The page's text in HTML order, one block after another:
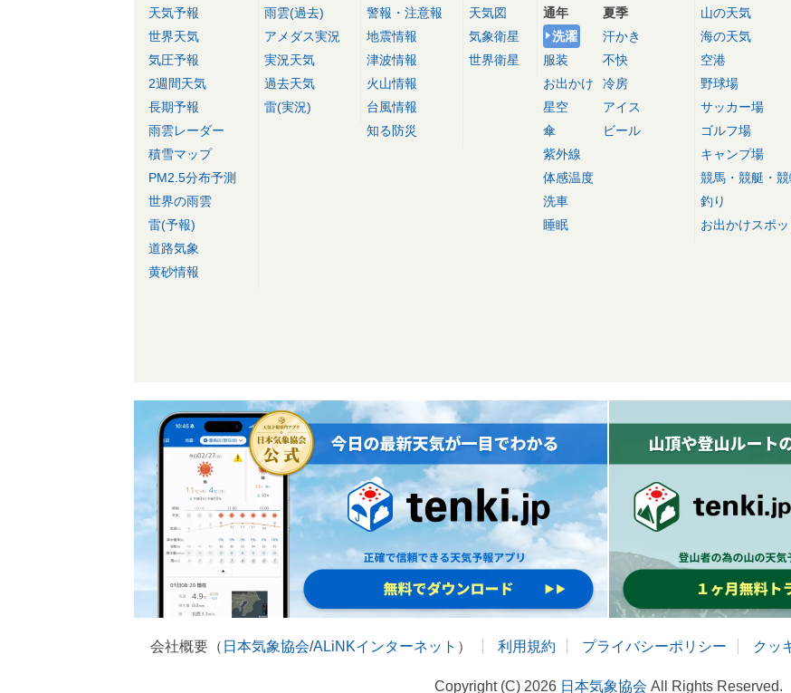
天気予報
世界天気
気圧予報
2週間天気
長期予報
雨雲レーダー
積雪マップ
PM2.5分布予測
世界の雨雲
雷(予報)
道路気象
黄砂情報
雨雲(過去)
アメダス実況
実況天気
過去天気
雷(実況)
警報・注意報
地震情報
津波情報
火山情報
台風情報
知る防災
天気図
気象衛星
世界衛星
通年
洗濯
服装
お出かけ
星空
傘
紫外線
体感温度
洗車
睡眠
夏季
汗かき
不快
冷房
アイス
ビール
山の天気
海の天気
空港
野球場
サッカー場
ゴルフ場
キャンプ場
競馬・競艇・競
釣り
お出かけスポ
会社概要（ 日本気象協会/ALiNKインターネット ） 利用規約 プライバシーポリシー クッ
Copyright (C) 2026 日本気象協会 All Rights Reserved.